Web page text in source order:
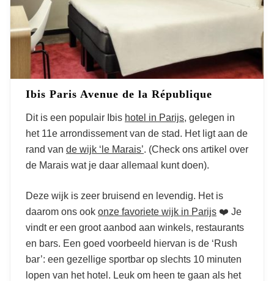
Ibis Paris Avenue de la République
Dit is een populair Ibis hotel in Parijs, gelegen in
het 11e arrondissement van de stad. Het ligt aan de
rand van de wijk ‘le Marais’. (Check ons artikel over
de Marais wat je daar allemaal kunt doen).
Deze wijk is zeer bruisend en levendig. Het is
daarom ons ook onze favoriete wijk in Parijs ❤️ Je
vindt er een groot aanbod aan winkels, restaurants
en bars. Een goed voorbeeld hiervan is de ‘Rush
bar’: een gezellige sportbar op slechts 10 minuten
lopen van het hotel. Leuk om heen te gaan als het